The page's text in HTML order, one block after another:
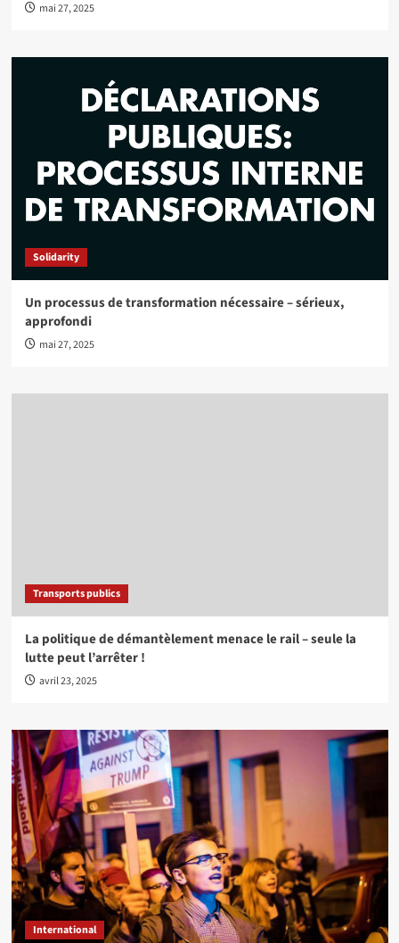
mai 27, 2025
Solidarity
Un processus de transformation nécessaire – sérieux,
approfondi
mai 27, 2025
Transports publics
La politique de démantèlement menace le rail – seule la
lutte peut l’arrêter !
avril 23, 2025
International